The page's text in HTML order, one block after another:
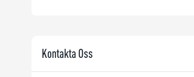
Kontakta Oss